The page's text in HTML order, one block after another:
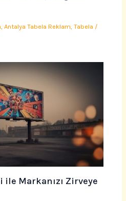
,Antalya Tabela Reklam ,Tabela /
Markanızı Zirveye